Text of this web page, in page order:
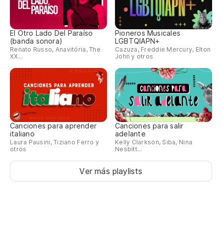
El Otro Lado Del Paraíso
(banda sonora)
Renato Russo, Anavitória, The
XX...
Pioneros Musicales
LGBTQIAPN+
Cazuza, Freddie Mercury, Elton
John y otros
Canciones para aprender
italiano
Laura Pausini, Tiziano Ferro y
otros
Canciones para salir
adelante
Kelly Clarkson, Siba, Nina
Nesbitt...
Ver más playlists